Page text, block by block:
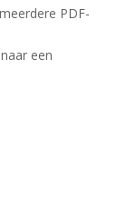
PDF-
een